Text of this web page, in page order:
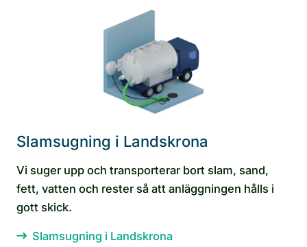
Slamsugning i Landskrona
Vi suger upp och transporterar bort slam, sand,
fett, vatten och rester så att anläggningen hålls i
gott skick.
Slamsugning i Landskrona